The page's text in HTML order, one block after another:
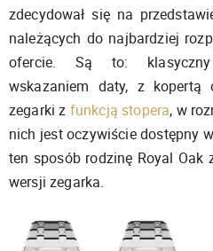
zdecydował się na
należących do najbardziej
ofercie. Są to: klasyczny
wskazaniem daty, z
zegarki z funkcją stopera, w
nich jest oczywiście dostępny
ten sposób rodzinę Royal Oak
wersji zegarka.